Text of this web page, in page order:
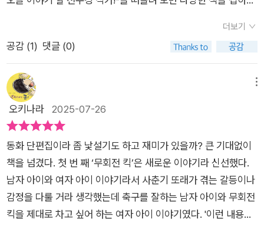
다. 늙어가는 내가 초딩한테 한 수 배우는겨? 하긴 빈익빈부익부
라는 생각은 해본 적 있어. 모태솔로는 그대로 늙어가고, 잘하는
애들은 아주 공백기가 거의 없더라고. 하지만 결정적인 건 그에
비례하지 않더라.ㅎㅎ「현악 사중주」에는 엄마끼리 친해 유치원
때부터 몇 년간 붙어다니다가 고학년이 되어 멀어진 나래와 현아
가 나온다. 둘의 엄마는 관계 개선을 위해 작당을 하고 음악회 표
다. (고학년 씩이나 되었는데 엄마들이 그런 헛짓을 왜 해....) 중
간에 내린 화장실 안에서 나래는 또 답답하고 영혼 없는 “미안
해.” 소리를 하고 폭발한 나래는 참았던 말을 쏟아내 버린다. 그걸
나래 엄마가 듣고 화를 참지 못하는데, 속상한 건 이해하지만 이
때 나래 엄마의 처신이 아주 중요하다. 엄마의 처신은 무조건 혼
에도 허수가 들어간 게 아닐까.🔖내가 꼽은 문장🏷˝내가 그런 걸
왜 얘기해야 해? 하나만 물어보자. 너희는 우리 집이 어디이고,
엄마 아빠 회사가 어디인지가 왜 궁금한 거야? 그게 그렇게 중요
를 위한 질문이기도 하다(고 생각한다.). 처음의 의도와 달라진
채 변질되는 것이 문제라면 문제겠지만. 그 사람을 이해하는 데
꼭 필요한 질문은 아니겠지. 아무튼 허수의 등장으로 다양한 색을
띄게 되었고, 다른 아이가 전학왔을 때 그 아이를 이해하기 위한
다른 질문을 던졌으니 허수의 존재감이 엄청나다. 허수는 거짓을
말했을지 몰라도.🏷미안해. 현아가 달고 사는 말이다. 그래서 아
무 느낌이 없었다. 현아는 쉽게 사람을 곤란에 빠뜨리고 쉽게 미
안하다고 한다. 그 말을 하면 모든 잘못이 저절로 사라지는 것처
럼. 사과만 하면 다 없는 일이 되는 건가. 현아의 사과에는 진심이
묘...했다. 앞표지에만 14명의 아이들이 등장하는데 색감과 화풍
이 부드러우면서도 굉장히 미스테리한 느낌이라, 솔직히 썩 읽고
싶지 않았다. 내 취향이 아니라고 생각했다. 그렇게 하루 이틀 미
루고 미루다가, 아 더는 안되겠다 하고 책을 집어 든것은 바로 다
음달 북클럽 도서가 학교에 택배로 도착해버렸기 때문이다.​ 책을
처음부터 끝까지 놓지 못하고 읽었다. 반해버렸다. 또 읽고, 다시
와 북토크를 한다는 소식을 들었을때 얼마나 기뻤는지! 인스타 라
이브 특성상 채팅으로 간단한 의견만 보낼 수 있어서 더 많은 이
야기들을 나눌 수는 없었지만 내가 추리했던 내용들이 작가의 의
도와 들어맞는다는 것이 기뻤다! 또 굉장히 철학적인 곳 까지 가
닿는 작가의 생각들, 즉 어린이들을 ‘어린 사람’으로 보지 않고 이
더보기
공감 (1) 댓글 (0)
오키나라 2025-07-26
동화 단편집이라 좀 낯설기도 하고 재미가 있을까? 큰 기대없이
책을 넘겼다. 첫 번 째 ‘무회전 킥’은 새로운 이야기라 신선했다.
남자 아이와 여자 아이 이야기라서 사춘기 또래가 겪는 갈등이나
감정을 다룰 거라 생각했는데 축구를 잘하는 남자 아이와 무회전
킥을 제대로 차고 싶어 하는 여자 아이 이야기였다. '이런 내용도